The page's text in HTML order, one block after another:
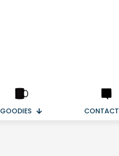
GOODIES CONTACT